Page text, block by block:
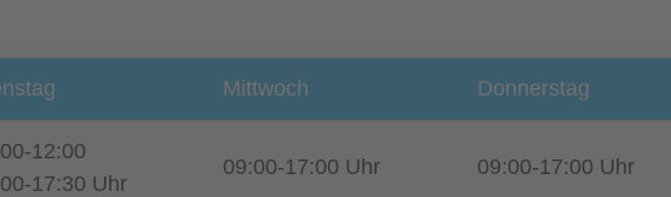
Mittwoch Donnerstag
12:00
17:30 Uhr
09:00-17:00 Uhr 09:00-17:00 Uhr